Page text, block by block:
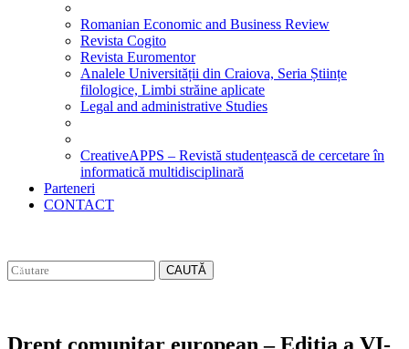
Romanian Economic and Business Review
Revista Cogito
Revista Euromentor
Analele Universității din Craiova, Seria Științe
filologice, Limbi străine aplicate
Legal and administrative Studies
CreativeAPPS – Revistă studențească de cercetare în
informatică multidisciplinară
Parteneri
CONTACT
CAUTĂ